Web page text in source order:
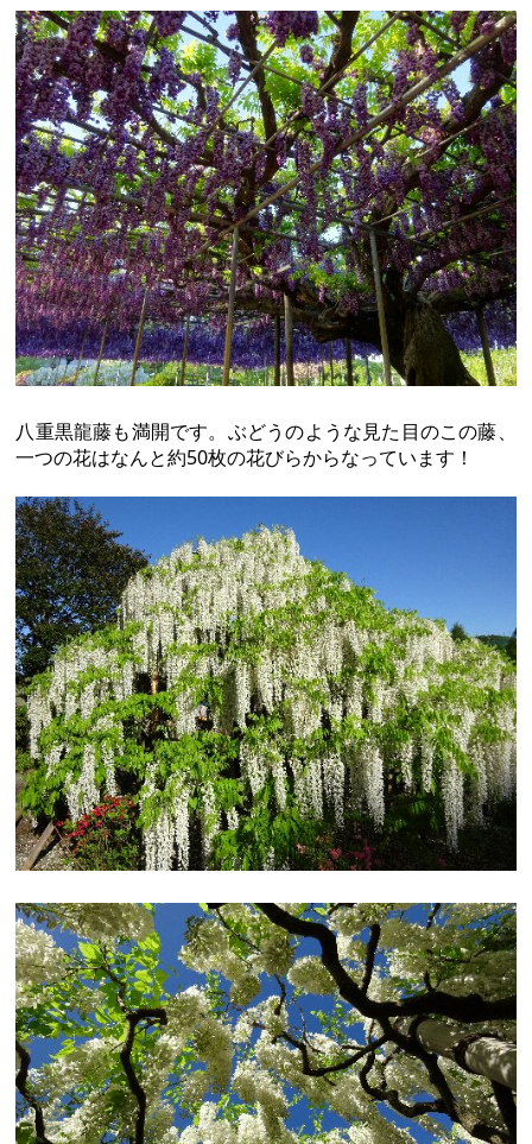
八重黒龍藤も満開です。ぶどうのような見た目のこの藤、
一つの花はなんと約50枚の花びらからなっています！